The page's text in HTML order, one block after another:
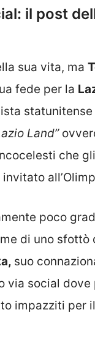
il post
sua vita, ma
fede per la
Land”
che
poco
di uno
suo
via social
impazziti per